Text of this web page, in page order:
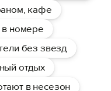
кафе
в номере
без звезд
отдых
в несезон